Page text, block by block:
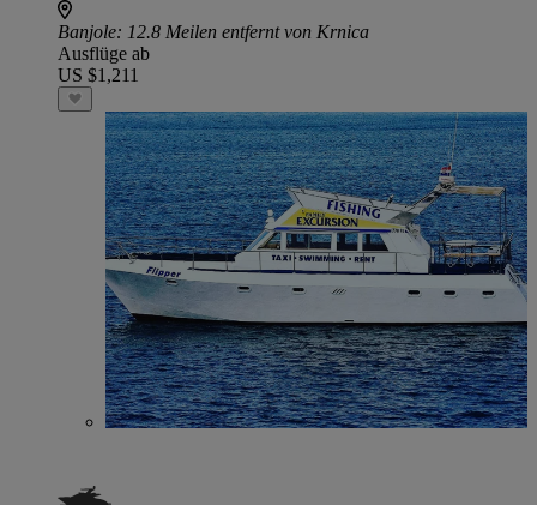
Banjole: 12.8 Meilen entfernt von Krnica
Ausflüge ab
US $1,211